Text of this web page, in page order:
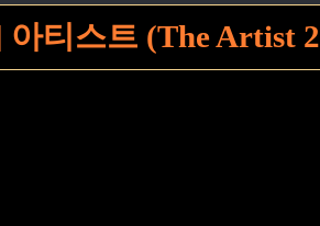
아티스트 (The Artist